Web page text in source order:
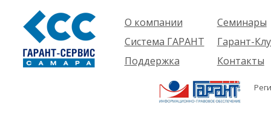
О компании
Компания
Проекты
Партнеры
Вакансии
Реквизиты
Система ГАРАНТ
О системе
решения
Комплекты
Поддержка
Пользователям
Будущим
пользователям
Семинары
Об услуге
семинары
Гарант-
Контакты